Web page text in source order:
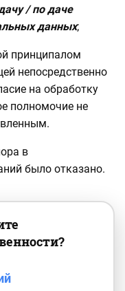
/ по даче
данных;
принципалом
непосредственно
на обработку
полномочие не
в
было отказано.